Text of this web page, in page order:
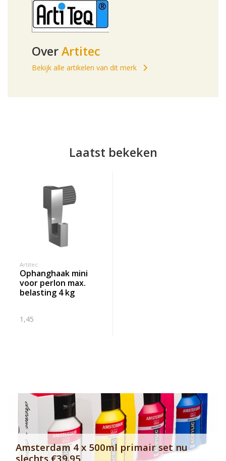
OverArtitec
Bekijk alle artikelen van dit merk
Laatst bekeken
Artitec
ophanghaak mini
voor perlon max.
belasting 4 kg
1,45
Banner row 2
Amsterdam 4 x 500ml primair set nu
slechts €39.95